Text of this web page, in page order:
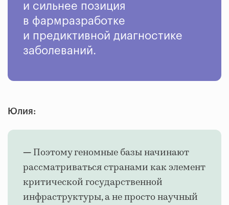
и сильнее позиция
в фармразработке
и предиктивной диагностике
заболеваний.
Юлия:
— Поэтому геномные базы начинают
рассматриваться странами как элемент
критической государственной
инфраструктуры, а не просто научный